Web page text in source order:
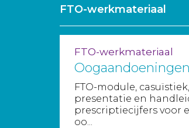
FTO-werkmateriaal
FTO-werkmateriaal
Oogaandoeningen
FTO-module, casuïstiek,
presentatie en
prescriptiecijfers voor
oo...